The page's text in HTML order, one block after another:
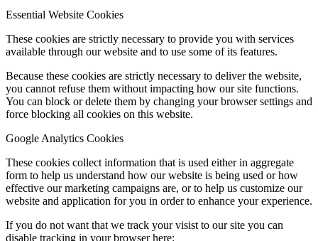
Essential Website Cookies
These cookies are strictly necessary to provide you with services
available through our website and to use some of its features.
Because these cookies are strictly necessary to deliver the website,
you cannot refuse them without impacting how our site functions.
You can block or delete them by changing your browser settings and
force blocking all cookies on this website.
Google Analytics Cookies
These cookies collect information that is used either in aggregate
form to help us understand how our website is being used or how
effective our marketing campaigns are, or to help us customize our
website and application for you in order to enhance your experience.
If you do not want that we track your visist to our site you can
disable tracking in your browser here: